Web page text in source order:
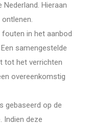
Hieraan
fouten in het aanbod
samengestelde
tot het verrichten
overeenkomstig
gebaseerd op de
Indien deze